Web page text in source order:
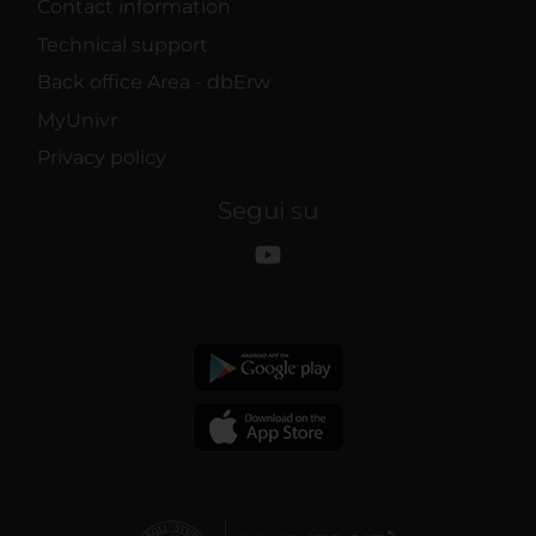
Contact information
Technical support
Back office Area - dbErw
MyUnivr
Privacy policy
Segui su